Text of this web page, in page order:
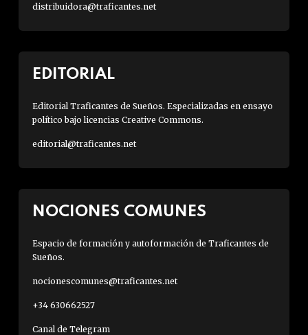
distribuidora@traficantes.net
EDITORIAL
Editorial Traficantes de Sueños. Especializadas en ensayo
político bajo licencias Creative Commons.
editorial@traficantes.net
NOCIONES COMUNES
Espacio de formación y autoformación de Traficantes de
Sueños.
nocionescomunes@traficantes.net
+34 630662527
Canal de Telegram